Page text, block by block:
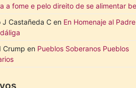
a fome e pelo direito de se alimentar
J Castañeda C en En Homenaje al Padre
Crump en Pueblos Soberanos Pueblos